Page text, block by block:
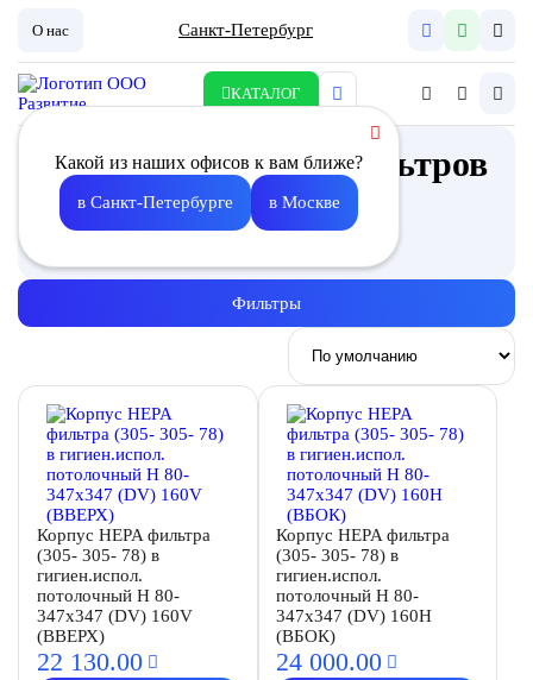
О нас Санкт-Петербург
КАТАЛОГ
Какой из наших офисов к вам ближе?
в Санкт-Петербурге в Москве
Корпус для HEPA фильтров
(DV)
Фильтры
Корпус HEPA фильтра
(305- 305- 78) в
гигиен.испол.
потолочный H 80-
347х347 (DV) 160V
(ВВЕРХ)
22 130.00
Корпус HEPA фильтра
(305- 305- 78) в
гигиен.испол.
потолочный H 80-
347х347 (DV) 160Н
(ВБОК)
24 000.00